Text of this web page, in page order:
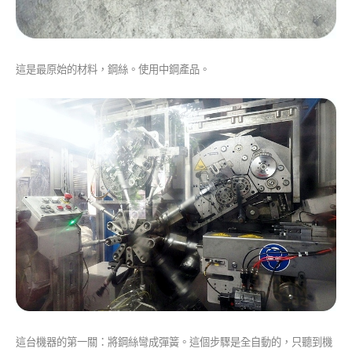
這是最原始的材料，鋼絲。使用中鋼產品。
這台機器的第一關：將鋼絲彎成彈簧。這個步驟是全自動的，只聽到機